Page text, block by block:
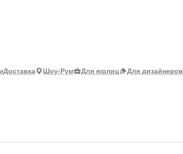
Доставка Шоу-Рум Для юрлиц Для дизайнеров